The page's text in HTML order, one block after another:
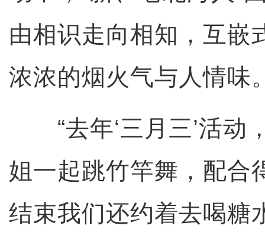
由相识走向相知，互嵌
浓浓的烟火气与人情味
“去年‘三月三’活动
姐一起跳竹竿舞，配合
结束我们还约着去喝糖